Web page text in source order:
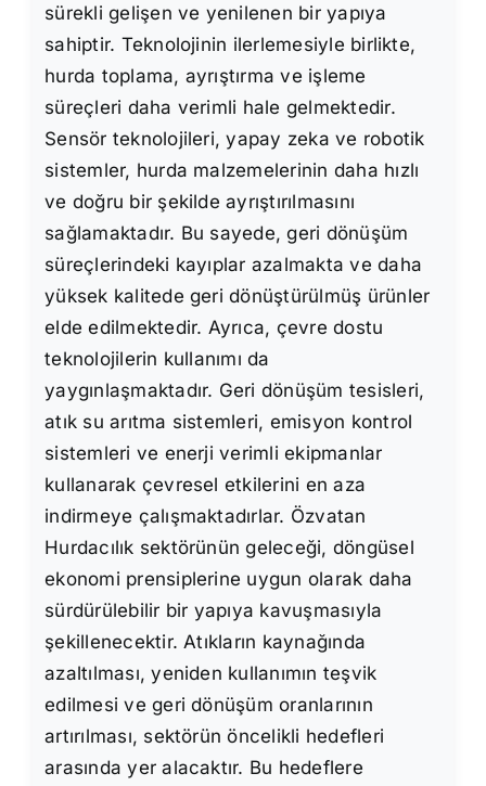
sürekli gelişen ve yenilenen bir yapıya
sahiptir. Teknolojinin ilerlemesiyle birlikte,
hurda toplama, ayrıştırma ve işleme
süreçleri daha verimli hale gelmektedir.
Sensör teknolojileri, yapay zeka ve robotik
sistemler, hurda malzemelerinin daha hızlı
ve doğru bir şekilde ayrıştırılmasını
sağlamaktadır. Bu sayede, geri dönüşüm
süreçlerindeki kayıplar azalmakta ve daha
yüksek kalitede geri dönüştürülmüş ürünler
elde edilmektedir. Ayrıca, çevre dostu
teknolojilerin kullanımı da
yaygınlaşmaktadır. Geri dönüşüm tesisleri,
atık su arıtma sistemleri, emisyon kontrol
sistemleri ve enerji verimli ekipmanlar
kullanarak çevresel etkilerini en aza
indirmeye çalışmaktadırlar. Özvatan
Hurdacılık sektörünün geleceği, döngüsel
ekonomi prensiplerine uygun olarak daha
sürdürülebilir bir yapıya kavuşmasıyla
şekillenecektir. Atıkların kaynağında
azaltılması, yeniden kullanımın teşvik
edilmesi ve geri dönüşüm oranlarının
artırılması, sektörün öncelikli hedefleri
arasında yer alacaktır. Bu hedeflere